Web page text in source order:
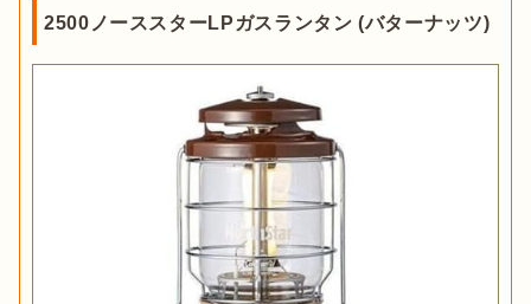
2500ノーススターLPガスランタン (バターナッツ)